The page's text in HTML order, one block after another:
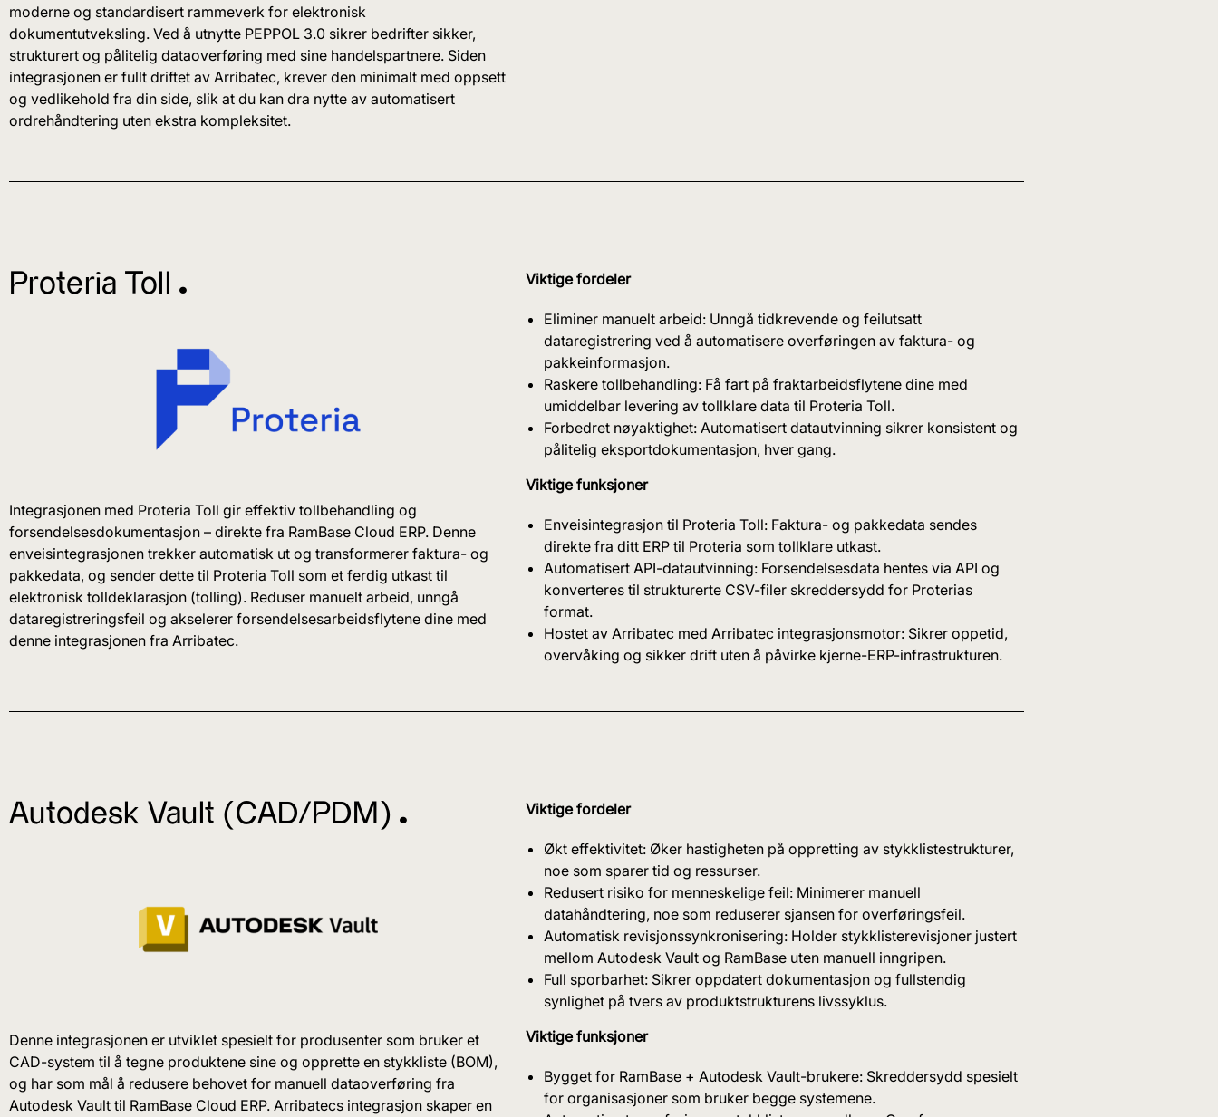
moderne og standardisert rammeverk for elektronisk
dokumentutveksling. Ved å utnytte PEPPOL 3.0 sikrer bedrifter sikker,
strukturert og pålitelig dataoverføring med sine handelspartnere. Siden
integrasjonen er fullt driftet av Arribatec, krever den minimalt med oppsett
og vedlikehold fra din side, slik at du kan dra nytte av automatisert
ordrehåndtering uten ekstra kompleksitet.
Proteria Toll ^
Integrasjonen med Proteria Toll gir effektiv tollbehandling og
forsendelsesdokumentasjon – direkte fra RamBase Cloud ERP. Denne
enveisintegrasjonen trekker automatisk ut og transformerer faktura- og
pakkedata, og sender dette til Proteria Toll som et ferdig utkast til
elektronisk tolldeklarasjon (tolling). Reduser manuelt arbeid, unngå
dataregistreringsfeil og akselerer forsendelsesarbeidsflytene dine med
denne integrasjonen fra Arribatec.
Viktige fordeler
Eliminer manuelt arbeid: Unngå tidkrevende og feilutsatt
dataregistrering ved å automatisere overføringen av faktura- og
pakkeinformasjon.
Raskere tollbehandling: Få fart på fraktarbeidsflytene dine med
umiddelbar levering av tollklare data til Proteria Toll.
Forbedret nøyaktighet: Automatisert datautvinning sikrer konsistent og
pålitelig eksportdokumentasjon, hver gang.
Viktige funksjoner
Enveisintegrasjon til Proteria Toll: Faktura- og pakkedata sendes
direkte fra ditt ERP til Proteria som tollklare utkast.
Automatisert API-datautvinning: Forsendelsesdata hentes via API og
konverteres til strukturerte CSV-filer skreddersydd for Proterias
format.
Hostet av Arribatec med Arribatec integrasjonsmotor: Sikrer oppetid,
overvåking og sikker drift uten å påvirke kjerne-ERP-infrastrukturen.
Autodesk Vault (CAD/PDM) ^
Denne integrasjonen er utviklet spesielt for produsenter som bruker et
CAD-system til å tegne produktene sine og opprette en stykkliste (BOM),
og har som mål å redusere behovet for manuell dataoverføring fra
Autodesk Vault til RamBase Cloud ERP. Arribatecs integrasjon skaper en
Viktige fordeler
Økt effektivitet: Øker hastigheten på oppretting av stykklistestrukturer,
noe som sparer tid og ressurser.
Redusert risiko for menneskelige feil: Minimerer manuell
datahåndtering, noe som reduserer sjansen for overføringsfeil.
Automatisk revisjonssynkronisering: Holder stykklisterevisjoner justert
mellom Autodesk Vault og RamBase uten manuell inngripen.
Full sporbarhet: Sikrer oppdatert dokumentasjon og fullstendig
synlighet på tvers av produktstrukturens livssyklus.
Viktige funksjoner
Bygget for RamBase + Autodesk Vault-brukere: Skreddersydd spesielt
for organisasjoner som bruker begge systemene.